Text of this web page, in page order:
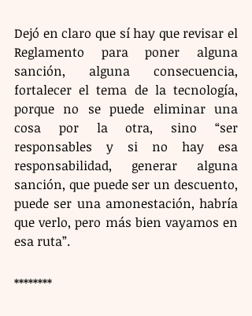
Dejó en claro que sí hay que revisar el
Reglamento para poner alguna
sanción, alguna consecuencia,
fortalecer el tema de la tecnología,
porque no se puede eliminar una
cosa por la otra, sino “ser
responsables y si no hay esa
responsabilidad, generar alguna
sanción, que puede ser un descuento,
puede ser una amonestación, habría
que verlo, pero más bien vayamos en
esa ruta”.
********